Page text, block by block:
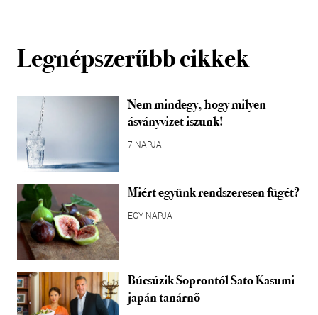
Legnépszerűbb cikkek
Nem mindegy, hogy milyen
ásványvizet iszunk!
7 NAPJA
Miért együnk rendszeresen fügét?
EGY NAPJA
Búcsúzik Soprontól Sato Kasumi
japán tanárnő